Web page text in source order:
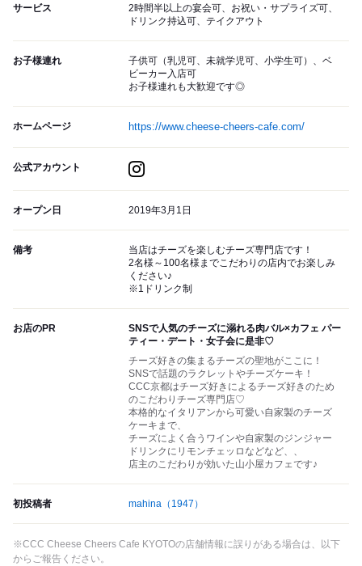
サービス
2時間半以上の宴会可、お祝い・サプライズ可、
ドリンク持込可、テイクアウト
お子様連れ
子供可（乳児可、未就学児可、小学生可）、ベ
ビーカー入店可
お子様連れも大歓迎です◎
ホームページ https://www.cheese-cheers-cafe.com/
公式アカウント
オープン日 2019年3月1日
備考
当店はチーズを楽しむチーズ専門店です！
2名様～100名様までこだわりの店内でお楽しみ
ください♪
※1ドリンク制
お店のPR
SNSで人気のチーズに溺れる肉バル×カフェ パー
ティー・デート・女子会に是非♡
チーズ好きの集まるチーズの聖地がここに！
SNSで話題のラクレットやチーズケーキ！
CCC京都はチーズ好きによるチーズ好きのため
のこだわりチーズ専門店♡
本格的なイタリアンから可愛い自家製のチーズ
ケーキまで、
チーズによく合うワインや自家製のジンジャー
ドリンクにリモンチェッロなどなど、、
店主のこだわりが効いた山小屋カフェです♪
初投稿者 mahina （1947）
※CCC Cheese Cheers Cafe KYOTOの店舗情報に誤りがある場合は、以下
からご報告ください。